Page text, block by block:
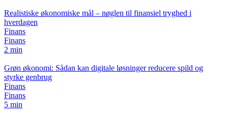
Realistiske økonomiske mål – nøglen til finansiel tryghed i
hverdagen
Finans
Finans
2 min
Grøn økonomi: Sådan kan digitale løsninger reducere spild og
styrke genbrug
Finans
Finans
5 min